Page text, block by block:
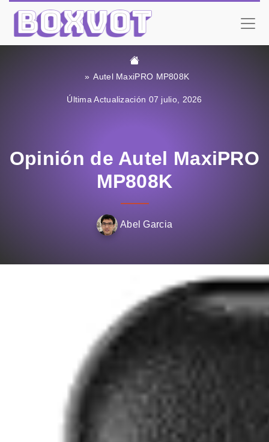
Autel MaxiPRO MP808K
Última Actualización 07 julio, 2026
Opinión de Autel MaxiPRO
MP808K
Abel Garcia